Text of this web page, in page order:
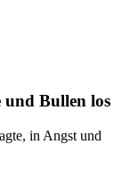
und Bullen los
in Angst und